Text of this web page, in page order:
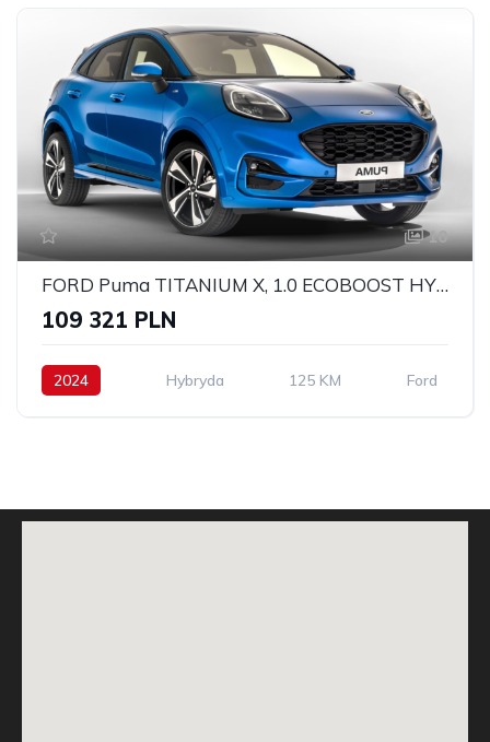
10
FORD Puma TITANIUM X, 1.0 ECOBOOST HYBRID 125KM, POWERSHIFT A7
109 321 PLN
2024 Hybryda 125 KM Ford